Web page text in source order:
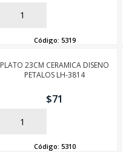
AÑADIR
Código: 5319
PLATO 23CM CERAMICA DISENO
PETALOS LH-3814
$71
AÑADIR
Código: 5310